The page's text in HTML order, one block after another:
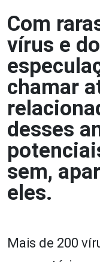
Com
vírus e
chamar
desses
sem,
eles.
Mais de 200